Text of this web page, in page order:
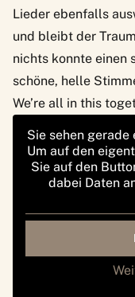
Lieder ebenfalls
und bleibt der
nichts konnte einen
schöne, helle
We’re all in this
Sie sehen
Um auf den
Sie auf den
dabei Daten